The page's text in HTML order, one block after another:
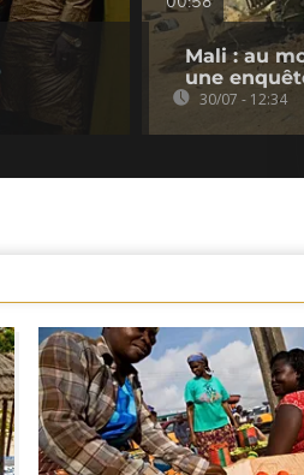
Mali : au
une
30/07 - 12:34